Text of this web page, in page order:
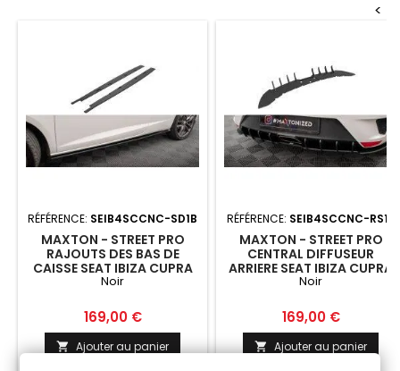
<
RÉFÉRENCE: SEIB4SCCNC-SD1B
MAXTON - STREET PRO
RAJOUTS DES BAS DE
CAISSE SEAT IBIZA CUPRA
SPORT COUPE MK4 NOIR
Noir
Prix
169,00 €
 Ajouter au panier
RÉFÉRENCE: SEIB4SCCNC-RS1B
MAXTON - STREET PRO
CENTRAL DIFFUSEUR
ARRIERE SEAT IBIZA CUPRA
SPORT COUPE MK4 NOIR
Noir
Prix
169,00 €
 Ajouter au panier